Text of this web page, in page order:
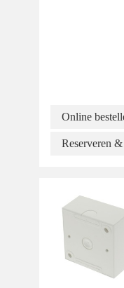
Online
Reserveren